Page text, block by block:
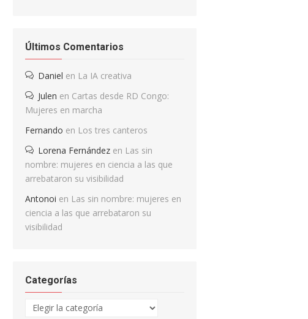
Últimos Comentarios
Daniel en La IA creativa
Julen en Cartas desde RD Congo:
Mujeres en marcha
Fernando en Los tres canteros
Lorena Fernández en Las sin
nombre: mujeres en ciencia a las que
arrebataron su visibilidad
Antonoi en Las sin nombre: mujeres en
ciencia a las que arrebataron su
visibilidad
Categorías
Categorías